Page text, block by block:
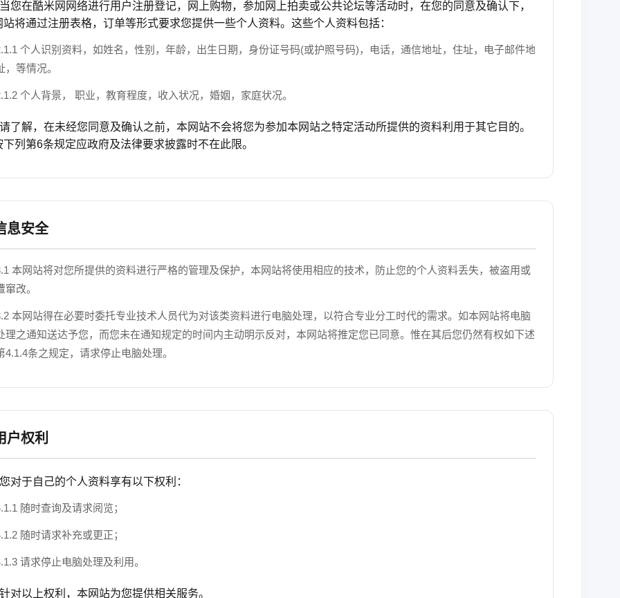
您在酷米网网络进行用户注册登记，网上购物，参加网上拍卖或公共论坛等活动时，在您的同意及确认下，
站将通过注册表格，订单等形式要求您提供一些个人资料。这些个人资料包括：
个人识别资料，如姓名，性别，年龄，出生日期，身份证号码(或护照号码)，电话，通信地址，住址，电子邮件地
，等情况。
个人背景， 职业，教育程度，收入状况，婚姻，家庭状况。
了解，在未经您同意及确认之前，本网站不会将您为参加本网站之特定活动所提供的资料利用于其它目的。
下列第6条规定应政府及法律要求披露时不在此限。
息安全
本网站将对您所提供的资料进行严格的管理及保护，本网站将使用相应的技术，防止您的个人资料丢失，被盗用或
窜改。
本网站得在必要时委托专业技术人员代为对该类资料进行电脑处理，以符合专业分工时代的需求。如本网站将电脑
理之通知送达予您，而您未在通知规定的时间内主动明示反对，本网站将推定您已同意。惟在其后您仍然有权如下述
4.1.4条之规定，请求停止电脑处理。
户权利
对于自己的个人资料享有以下权利：
随时查询及请求阅览；
随时请求补充或更正；
请求停止电脑处理及利用。
对以上权利，本网站为您提供相关服务。